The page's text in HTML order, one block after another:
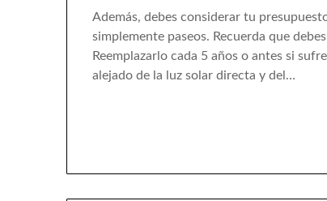
Además, debes considerar tu
simplemente paseos. Recuerda que
Reemplazarlo cada 5 años o antes si
alejado de la luz solar directa y del…